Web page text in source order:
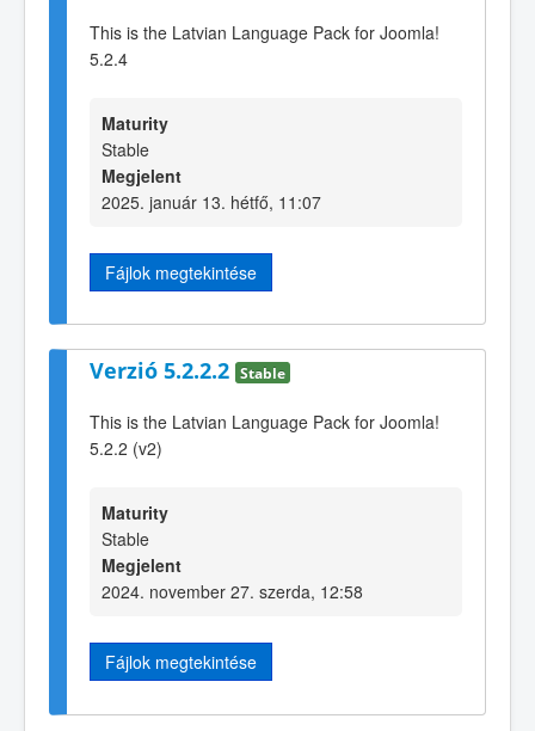
This is the Latvian Language Pack for Joomla!
5.2.4
Maturity
Stable
Megjelent
2025. január 13. hétfő, 11:07
Fájlok megtekintése
Verzió 5.2.2.2 Stable
This is the Latvian Language Pack for Joomla!
5.2.2 (v2)
Maturity
Stable
Megjelent
2024. november 27. szerda, 12:58
Fájlok megtekintése